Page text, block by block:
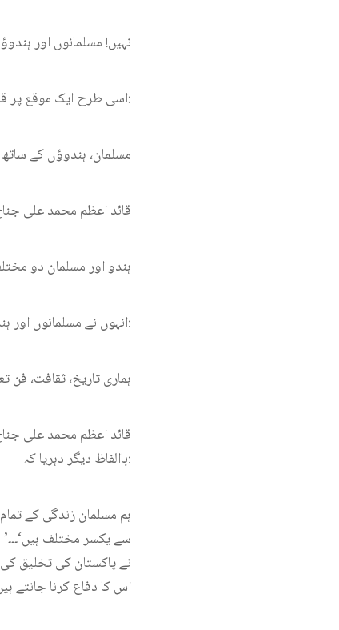
’نہیں! مسلمانوں اور
اسی طرح ایک موقع پر قائد اعظم نے فرمایا:
’ مسلمان، ہندوؤں کے
قائد اعظم محمد علی
’ہندو اور مسلمان دو
انہوں نے مسلمانوں اور ہندوؤں کے درمیان خلیج کا ان الفاظ میں واضح کیا:
’ہماری تاریخ، ثقافت،
قائد اعظم محمد علی
باالفاظ دیگر دہریا کہ:
سے یکسر مختلف ہیں‘۔۔۔’
نے پاکستان کی تخلیق کی
اس کا دفاع کرنا جانتے